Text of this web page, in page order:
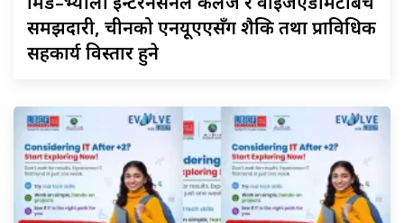
समझदारी, चीनको एनयूएएसँग शैक्षिक तथा प्राविधिक
सहकार्य विस्तार हुने